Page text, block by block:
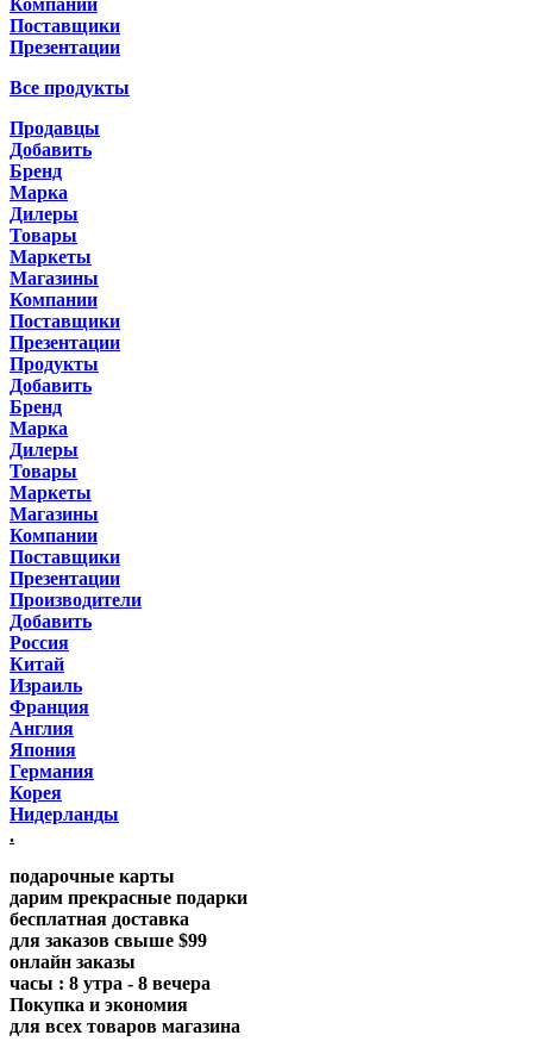
Компании
Поставщики
Презентации
Все продукты
Продавцы
Добавить
Бренд
Марка
Дилеры
Товары
Маркеты
Магазины
Компании
Поставщики
Презентации
Продукты
Добавить
Бренд
Марка
Дилеры
Товары
Маркеты
Магазины
Компании
Поставщики
Презентации
Производители
Добавить
Россия
Китай
Израиль
Франция
Англия
Япония
Германия
Корея
Нидерланды
.
подарочные карты
дарим прекрасные подарки
бесплатная доставка
для заказов свыше $99
онлайн заказы
часы : 8 утра - 8 вечера
Покупка и экономия
для всех товаров магазина